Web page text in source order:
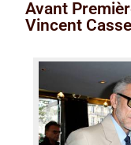
Avant
Vincent